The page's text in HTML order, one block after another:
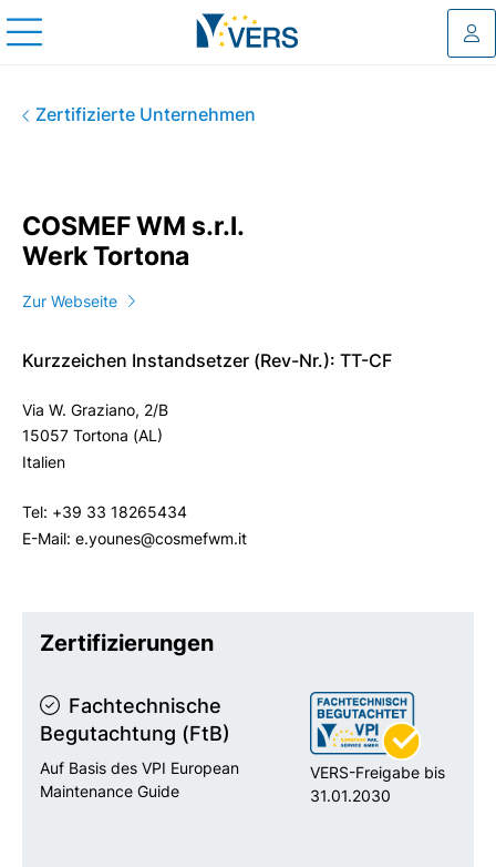
Zertifizierte Unternehmen
COSMEF WM s.r.l. Werk
COSMEF WM s.r.l.
Werk Tortona
Zur Webseite
Kurzzeichen Instandsetzer (Rev-Nr.): TT-CF
Via W. Graziano, 2/B
15057 Tortona (AL)
Italien
Tel: +39 33 18265434
E-Mail: e.younes@cosmefwm.it
Zertifizierungen
Fachtechnische
Begutachtung (FtB)
Auf Basis des VPI European
Maintenance Guide
VERS-Freigabe bis
31.01.2030